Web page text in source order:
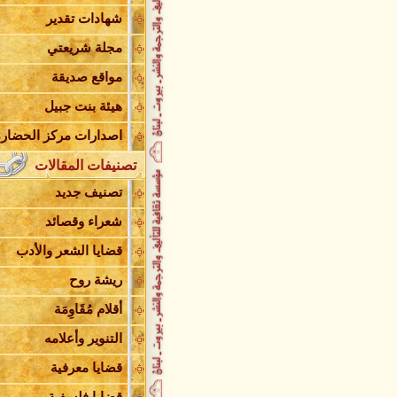
الكساء
توزيع كتاب هبوط في الصحراء
لبنان
إطلاق كتاب هبوط في الصحراء
صدور هبوط في الصحراء
متحدِّثاً عن هوية الشعر الصوفي
نعي العلامة السيّد محمد علي
الله
ندوة أدبية مميزة وحفل توقيع
احكي يا شهرزاد في العباسية
في السرد العربي .. شعريّة وقضايا
معرض مسقط للكتاب 2019
دار الأمير تنعى د. بوران شريعت
رضوي
العرس الثاني لـ شهرزاد في
النبطية
صدر حديثاً كتاب " حصاد لم
"
جديد الشاعر عادل الصويري
درية فرحات تُصدر مجموعتها
القصصية
تالا - قصة
سِنْدِبادِيَّات الأرز والنّخِيل
شهادات تقدير
مجلة شريعتي
مواقع صديقة
هيئة بنت جبيل
اصدارات مركز
تصنيفات المقالات
تصنيف جديد
شعراء وقصائد
قضايا الشعر والأدب
ريشة روح
أقلام مُقَاوِمَة
التنوير وأعلامه
قضايا معرفية